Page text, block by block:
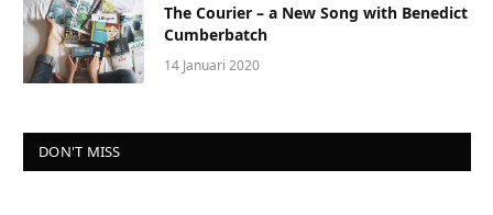
The Courier – a New Song with Benedict
Cumberbatch
14 Januari 2020
DON'T MISS